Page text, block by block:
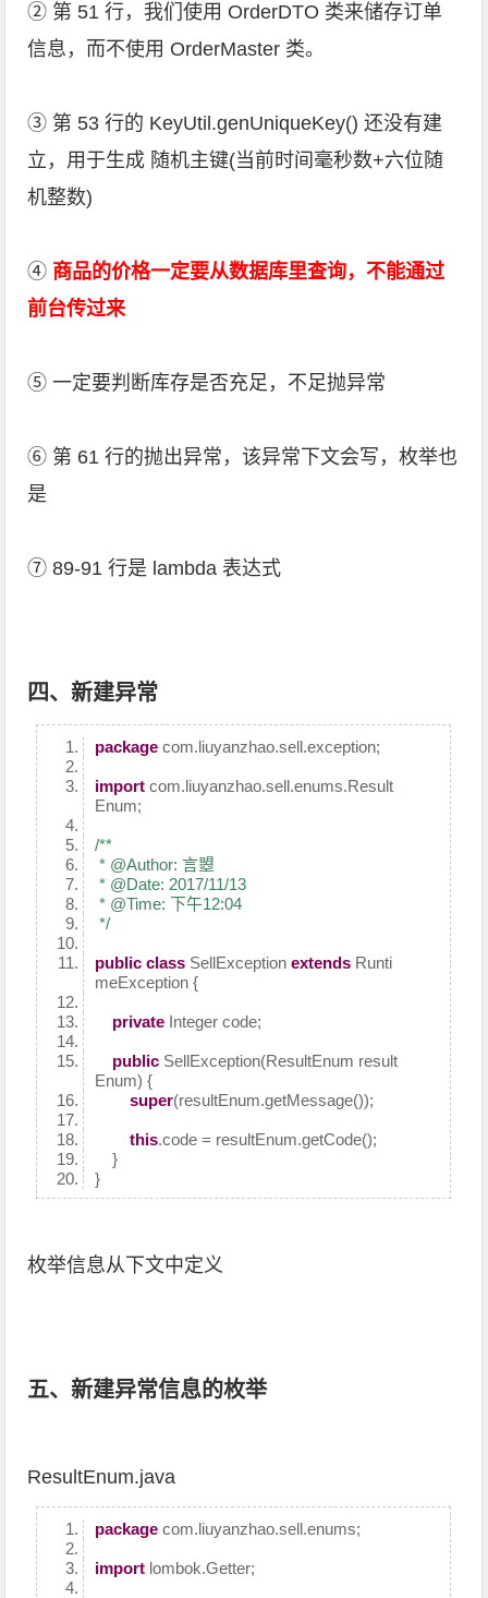
② 第 51 行，我们使用 OrderDTO 类来储存订单
信息，而不使用 OrderMaster 类。
③ 第 53 行的 KeyUtil.genUniqueKey() 还没有建
立，用于生成 随机主键(当前时间毫秒数+六位随
机整数)
④ 商品的价格一定要从数据库里查询，不能通过
前台传过来
⑤ 一定要判断库存是否充足，不足抛异常
⑥ 第 61 行的抛出异常，该异常下文会写，枚举也
是
⑦ 89-91 行是 lambda 表达式
四、新建异常
package com.liuyanzhao.sell.exception;
import com.liuyanzhao.sell.enums.Result
Enum;
/**
* @Author: 言曌
* @Date: 2017/11/13
* @Time: 下午12:04
*/
public class SellExceptionextends Runti
meException {
private Integer code;
public SellException(ResultEnum result
Enum) {
super(resultEnum.getMessage());
this.code = resultEnum.getCode();
}
}
枚举信息从下文中定义
五、新建异常信息的枚举
ResultEnum.java
package com.liuyanzhao.sell.enums;
import lombok.Getter;